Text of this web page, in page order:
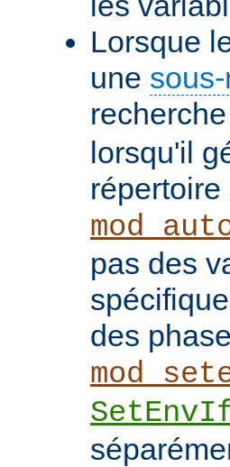
Lorsque
une
lorsqu'il
répertoire
pas des
des